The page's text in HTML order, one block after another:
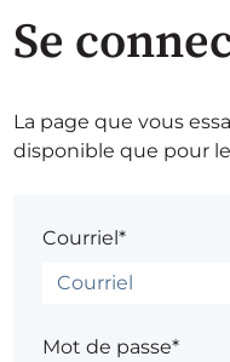
Se
La page que vous
disponible que pour
Courriel*
Mot de passe*